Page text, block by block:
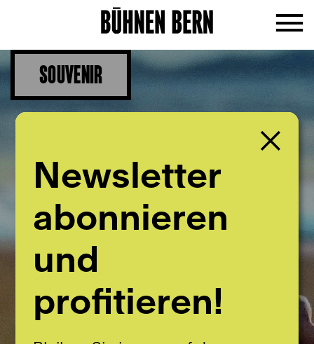
SOUVENIR
Newsletter
abonnieren
und
profitieren!